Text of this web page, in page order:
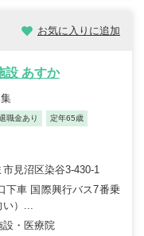
お気に入りに追加
設 あすか
職金あり 定年65歳
見沼区染谷3-430-1
下車 国際興行バス7番乗
）...
・医療院